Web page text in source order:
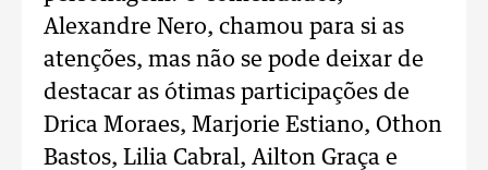
Alexandre Nero, chamou para si as
atenções, mas não se pode deixar de
destacar as ótimas participações de
Drica Moraes, Marjorie Estiano, Othon
Bastos, Lilia Cabral, Ailton Graça e